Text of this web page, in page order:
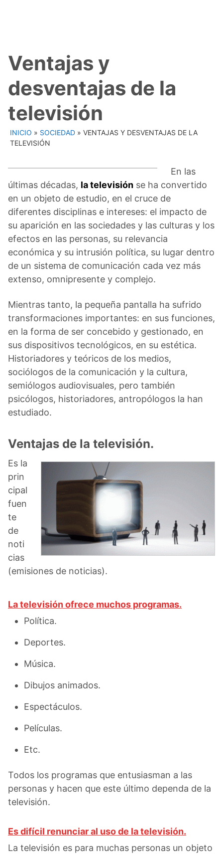
Ventajas y
desventajas de la
televisión
INICIO » SOCIEDAD » VENTAJAS Y DESVENTAJAS DE LA
TELEVISIÓN
En las
últimas décadas, la televisión se ha convertido
en un objeto de estudio, en el cruce de
diferentes disciplinas e intereses: el impacto de
su aparición en las sociedades y las culturas y los
efectos en las personas, su relevancia
económica y su intrusión política, su lugar dentro
de un sistema de comunicación cada vez más
extenso, omnipresente y complejo.
Mientras tanto, la pequeña pantalla ha sufrido
transformaciones importantes: en sus funciones,
en la forma de ser concebido y gestionado, en
sus dispositivos tecnológicos, en su estética.
Historiadores y teóricos de los medios,
sociólogos de la comunicación y la cultura,
semiólogos audiovisuales, pero también
psicólogos, historiadores, antropólogos la han
estudiado.
Ventajas de la televisión.
Es la
prin
cipal
fuen
te
de
noti
cias
(emisiones de noticias).
La televisión ofrece muchos programas.
Política.
Deportes.
Música.
Dibujos animados.
Espectáculos.
Películas.
Etc.
Todos los programas que entusiasman a las
personas y hacen que este último dependa de la
televisión.
Es difícil renunciar al uso de la televisión.
La televisión es para muchas personas un objeto